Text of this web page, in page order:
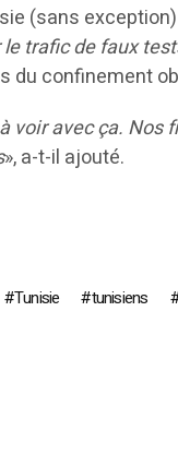
(sans
trafic de faux
du confinement
avec ça.
», a-t-il ajouté.
Tunisie tunisiens